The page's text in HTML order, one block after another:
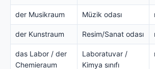
der Musikraum Müzik odası
der Kunstraum Resim/Sanat odası
das Labor / der
Chemieraum
Laboratuvar /
Kimya sınıfı